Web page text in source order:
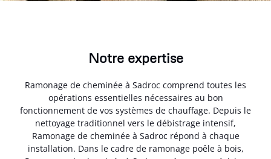
Notre expertise
Ramonage de cheminée à Sadroc comprend toutes les
opérations essentielles nécessaires au bon
fonctionnement de vos systèmes de chauffage. Depuis le
nettoyage traditionnel vers le débistrage intensif,
Ramonage de cheminée à Sadroc répond à chaque
installation. Dans le cadre de ramonage poêle à bois,